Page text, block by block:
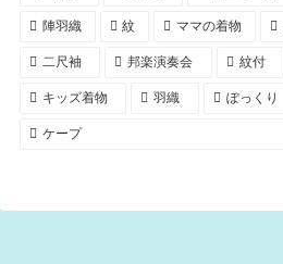
陣羽織 紋 ママの着物
二尺袖 邦楽演奏会 紋付
キッズ着物 羽織 ぽっくり
ケープ